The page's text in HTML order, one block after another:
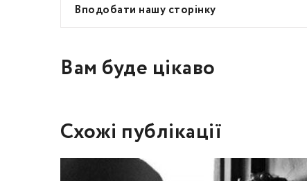
Вподобати нашу сторінку
Вам буде цікаво
Схожі публікації